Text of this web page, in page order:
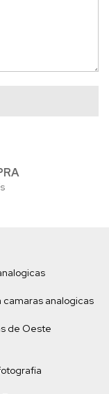
camaras analogicas
de Oeste